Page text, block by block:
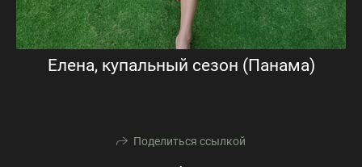
Елена, купальный сезон (Панама)
Поделиться ссылкой